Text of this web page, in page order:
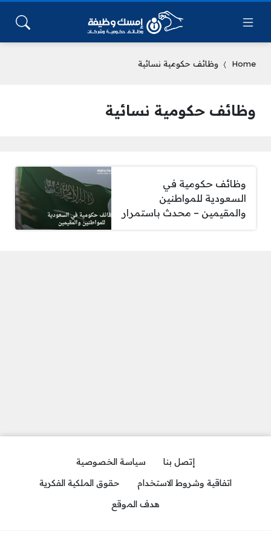
Home وظائف حكومية نسائية
وظائف حكومية نسائية
وظائف حكومية في
السعودية للمواطنين
والمقيمين – محدث باستمرار
إتصل بنا
سياسة الخصوصية
اتفاقية وشروط الاستخدام
حقوق الملكية الفكرية
هدف الموقع